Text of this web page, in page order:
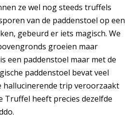
ze wel nog steeds truffels
van de paddenstoel op een
gebeurd er iets magisch. We
groeien maar
een paddenstoel maar met de
paddenstoel bevat veel
hallucinerende trip veroorzaakt
Truffel heeft precies dezelfde